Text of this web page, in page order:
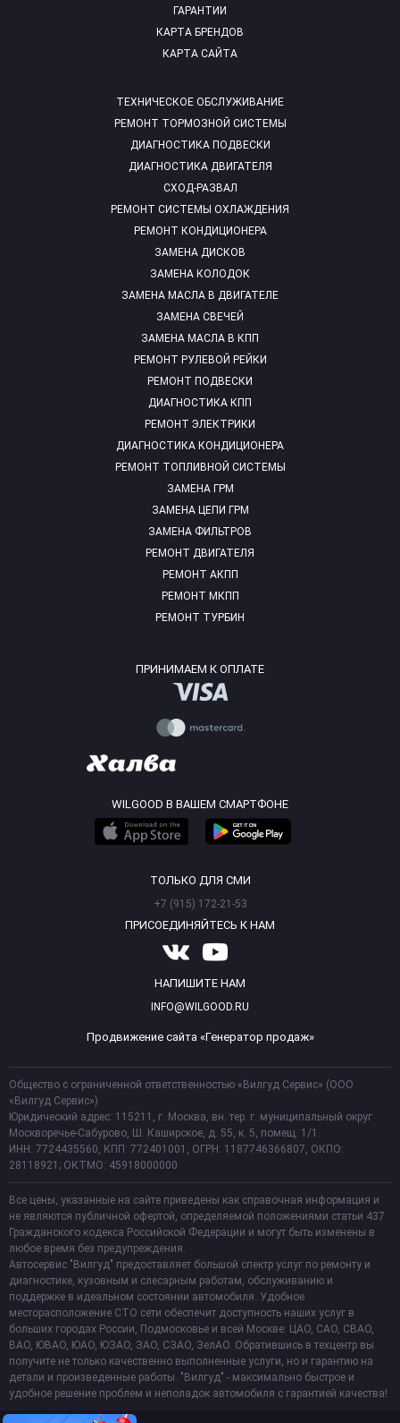
ТЕХНИЧЕСКОЕ ОБСЛУЖИВАНИЕ
РЕМОНТ ТОРМОЗНОЙ СИСТЕМЫ
ДИАГНОСТИКА ПОДВЕСКИ
ДИАГНОСТИКА ДВИГАТЕЛЯ
СХОД-РАЗВАЛ
РЕМОНТ СИСТЕМЫ ОХЛАЖДЕНИЯ
РЕМОНТ КОНДИЦИОНЕРА
ЗАМЕНА ДИСКОВ
ЗАМЕНА КОЛОДОК
ЗАМЕНА МАСЛА В ДВИГАТЕЛЕ
ЗАМЕНА СВЕЧЕЙ
ЗАМЕНА МАСЛА В КПП
РЕМОНТ РУЛЕВОЙ РЕЙКИ
РЕМОНТ ПОДВЕСКИ
ДИАГНОСТИКА КПП
РЕМОНТ ЭЛЕКТРИКИ
ДИАГНОСТИКА КОНДИЦИОНЕРА
РЕМОНТ ТОПЛИВНОЙ СИСТЕМЫ
ЗАМЕНА ГРМ
ЗАМЕНА ЦЕПИ ГРМ
ЗАМЕНА ФИЛЬТРОВ
РЕМОНТ ДВИГАТЕЛЯ
РЕМОНТ АКПП
РЕМОНТ МКПП
РЕМОНТ ТУРБИН
ГАРАНТИИ
КАРТА БРЕНДОВ
КАРТА САЙТА
ПРИНИМАЕМ К ОПЛАТЕ
WILGOOD В ВАШЕМ СМАРТФОНЕ
ТОЛЬКО ДЛЯ СМИ
+7 (915) 172-21-53
ПРИСОЕДИНЯЙТЕСЬ К НАМ
НАПИШИТЕ НАМ
INFO@WILGOOD.RU
Продвижение сайта «Генератор продаж»
Общество с ограниченной ответственностью «Вилгуд Сервис» (ООО
«Вилгуд Сервис»)
Юридический адрес: 115211, г. Москва, вн. тер. г. муниципальный округ
Москворечье-Сабурово, Ш. Каширское, д. 55, к. 5, помещ. 1/1.
ИНН: 7724435560, КПП: 772401001, ОГРН: 1187746366807, ОКПО:
28118921; ОКТМО: 45918000000
Все цены, указанные на сайте приведены как справочная информация и
не являются публичной офертой, определяемой положениями статьи 437
Гражданского кодекса Российской Федерации и могут быть изменены в
любое время без предупреждения.
Автосервис "Вилгуд" предоставляет большой спектр услуг по ремонту и
диагностике, кузовным и слесарным работам, обслуживанию и
поддержке в идеальном состоянии автомобиля. Удобное
месторасположение СТО сети обеспечит доступность наших услуг в
больших городах России, Подмосковье и всей Москве: ЦАО, САО, СВАО,
ВАО, ЮВАО, ЮАО, ЮЗАО, ЗАО, СЗАО, ЗелАО. Обратившись в техцентр вы
получите не только качественно выполненные услуги, но и гарантию на
детали и произведенные работы. "Вилгуд" - максимально быстрое и
удобное решение проблем и неполадок автомобиля с гарантией качества!